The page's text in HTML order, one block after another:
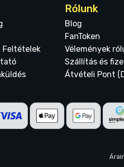
Feltételek
Rólunk
Blog
FanToken
Vélemények
Szállítás és
Átvételi Pont